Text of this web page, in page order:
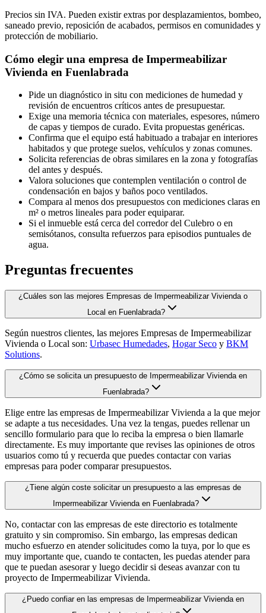
Precios sin IVA. Pueden existir extras por desplazamientos, bombeo,
saneado previo, reposición de acabados, permisos en comunidades y
protección de mobiliario.
Cómo elegir una empresa de Impermeabilizar
Vivienda en Fuenlabrada
Pide un diagnóstico in situ con mediciones de humedad y
revisión de encuentros críticos antes de presupuestar.
Exige una memoria técnica con materiales, espesores, número
de capas y tiempos de curado. Evita propuestas genéricas.
Confirma que el equipo está habituado a trabajar en interiores
habitados y que protege suelos, vehículos y zonas comunes.
Solicita referencias de obras similares en la zona y fotografías
del antes y después.
Valora soluciones que contemplen ventilación o control de
condensación en bajos y baños poco ventilados.
Compara al menos dos presupuestos con mediciones claras en
m² o metros lineales para poder equiparar.
Si el inmueble está cerca del corredor del Culebro o en
semisótanos, consulta refuerzos para episodios puntuales de
agua.
Preguntas frecuentes
¿Cuáles son las mejores Empresas de Impermeabilizar Vivienda o
Local en Fuenlabrada?
Según nuestros clientes, las mejores Empresas de Impermeabilizar
Vivienda o Local son: Urbasec Humedades, Hogar Seco y BKM
Solutions.
¿Cómo se solicita un presupuesto de Impermeabilizar Vivienda en
Fuenlabrada?
Elige entre las empresas de Impermeabilizar Vivienda a la que mejor
se adapte a tus necesidades. Una vez la tengas, puedes rellenar un
sencillo formulario para que lo reciba la empresa o bien llamarle
directamente. Es muy importante que revises las opiniones de otros
usuarios como tú y recuerda que puedes contactar con varias
empresas para poder comparar presupuestos.
¿Tiene algún coste solicitar un presupuesto a las empresas de
Impermeabilizar Vivienda en Fuenlabrada?
No, contactar con las empresas de este directorio es totalmente
gratuito y sin compromiso. Sin embargo, las empresas dedican
mucho esfuerzo en atender solicitudes como la tuya, por lo que es
muy importante que, cuando te contacten, les puedas atender para
que te puedan asesorar y luego decidir si deseas avanzar con tu
proyecto de Impermeabilizar Vivienda.
¿Puedo confiar en las empresas de Impermeabilizar Vivienda en